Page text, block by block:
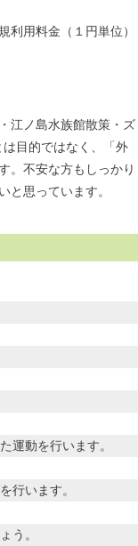
利用料金（１円単位）
江ノ島水族館散策・ズ
目的ではなく、「外
。不安な方もしっかり
と思っています。
運動を行います。
行います。
う。